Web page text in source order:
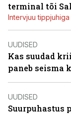
terminal tõi
Intervjuu tippjuhiga
UUDISED
Kas suudad
paneb seisma
UUDISED
Suurpuhastus